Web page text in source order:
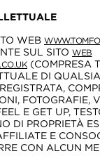
WEB
SUL SITO WEB
(COMPRESA
DI
FOTOGRAFIE,
E GET UP,
DI PROPRIETÀ
E
CON ALCUN